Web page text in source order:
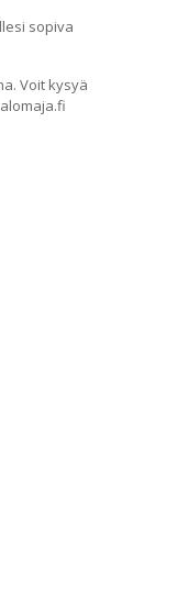
sopiva
Voit kysyä